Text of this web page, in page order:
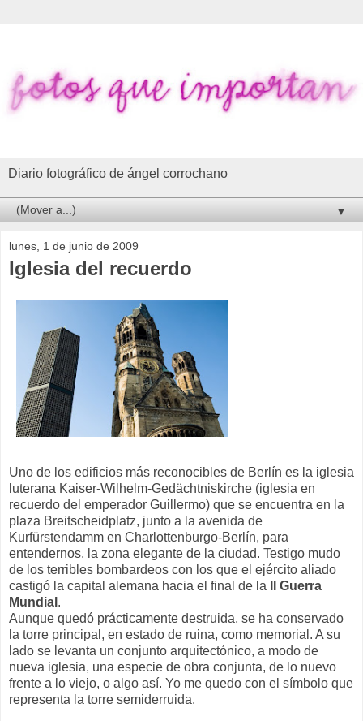
Diario fotográfico de ángel corrochano
▼
lunes, 1 de junio de 2009
Iglesia del recuerdo
Uno de los edificios más reconocibles de Berlín es la iglesia
luterana Kaiser-Wilhelm-Gedächtniskirche (iglesia en
recuerdo del emperador Guillermo) que se encuentra en la
plaza Breitscheidplatz, junto a la avenida de
Kurfürstendamm en Charlottenburgo-Berlín, para
entendernos, la zona elegante de la ciudad. Testigo mudo
de los terribles bombardeos con los que el ejército aliado
castigó la capital alemana hacia el final de la
II Guerra
Mundial .
Aunque quedó prácticamente destruida, se ha conservado
la torre principal, en estado de ruina, como memorial. A su
lado se levanta un conjunto arquitectónico, a modo de
nueva iglesia, una especie de obra conjunta, de lo nuevo
frente a lo viejo, o algo así. Yo me quedo con el símbolo que
representa la torre semiderruida.